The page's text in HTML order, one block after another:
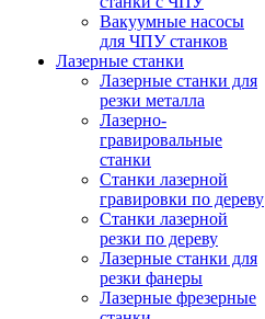
Вакуумные насосы
для ЧПУ станков
Лазерные станки
Лазерные станки для
резки металла
Лазерно-
гравировальные
станки
Станки лазерной
гравировки по дереву
Станки лазерной
резки по дереву
Лазерные станки для
резки фанеры
Лазерные фрезерные